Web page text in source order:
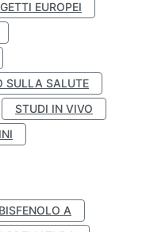
EUROPEI
SULLA SALUTE
STUDI IN VIVO
BISFENOLO A